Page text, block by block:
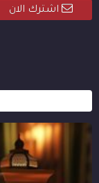
اشترك الان